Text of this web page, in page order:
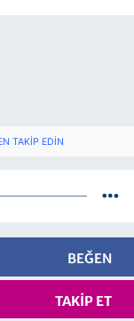
TAKIP EDIN
BEĞEN
TAKIP ET